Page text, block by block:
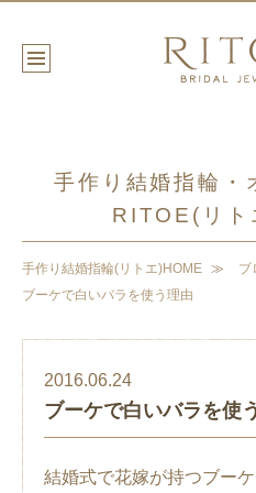
手作り結婚指輪・
RITOE(リト
手作り結婚指輪(リトエ)HOME
ブ
ブーケで白いバラを使う理由
2016.06.24
ブーケで白いバラを使
結婚式で花嫁が持つブー